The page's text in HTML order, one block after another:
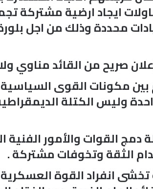
ايجاد ارضية مشتركة
محددة وذلك من اجل
صريح من القائد مناوي
مكونات القوى
وليس الكتلة
دمج القوات والأمور
الثقة وتخوفات مشتركة .
انفراد القوة